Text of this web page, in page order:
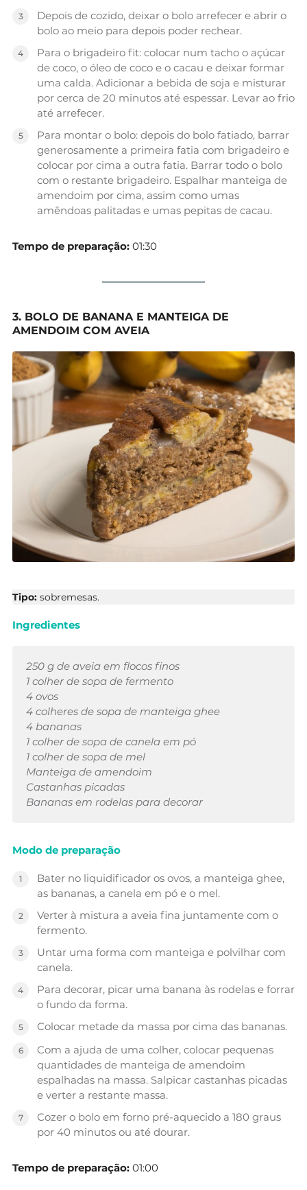
Depois de cozido, deixar o bolo arrefecer e abrir o
bolo ao meio para depois poder rechear.
Para o brigadeiro fit: colocar num tacho o açúcar
de coco, o óleo de coco e o cacau e deixar formar
uma calda. Adicionar a bebida de soja e misturar
por cerca de 20 minutos até espessar. Levar ao frio
até arrefecer.
Para montar o bolo: depois do bolo fatiado, barrar
generosamente a primeira fatia com brigadeiro e
colocar por cima a outra fatia. Barrar todo o bolo
com o restante brigadeiro. Espalhar manteiga de
amendoim por cima, assim como umas
amêndoas palitadas e umas pepitas de cacau.
Tempo de preparação: 01:30
3. BOLO DE BANANA E MANTEIGA DE
AMENDOIM COM AVEIA
Tipo: sobremesas.
Ingredientes
250 g de aveia em flocos finos
1 colher de sopa de fermento
4 ovos
4 colheres de sopa de manteiga ghee
4 bananas
1 colher de sopa de canela em pó
1 colher de sopa de mel
Manteiga de amendoim
Castanhas picadas
Bananas em rodelas para decorar
Modo de preparação
Bater no liquidificador os ovos, a manteiga ghee,
as bananas, a canela em pó e o mel.
Verter à mistura a aveia fina juntamente com o
fermento.
Untar uma forma com manteiga e polvilhar com
canela.
Para decorar, picar uma banana às rodelas e forrar
o fundo da forma.
Colocar metade da massa por cima das bananas.
Com a ajuda de uma colher, colocar pequenas
quantidades de manteiga de amendoim
espalhadas na massa. Salpicar castanhas picadas
e verter a restante massa.
Cozer o bolo em forno pré-aquecido a 180 graus
por 40 minutos ou até dourar.
Tempo de preparação: 01:00